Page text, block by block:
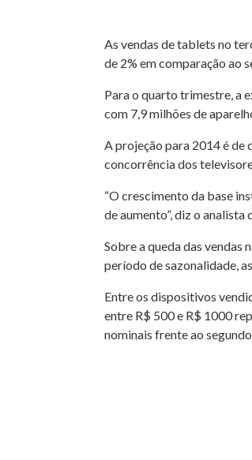
As vendas de tablets no
de 2% em comparação ao
Para o quarto trimestre, a
com 7,9 milhões de
A projeção para 2014 é de
concorrência dos
“O crescimento da base
de aumento”, diz o
Sobre a queda das vendas
período de sazonalidade,
Entre os dispositivos
entre R$ 500 e R$ 1000
nominais frente ao